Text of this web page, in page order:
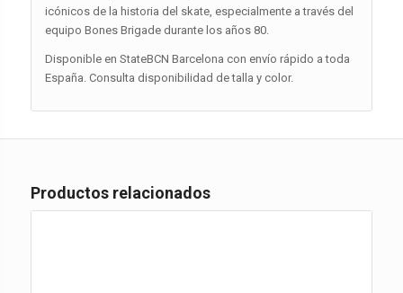
icónicos de la historia del skate, especialmente a través del
equipo Bones Brigade durante los años 80.
Disponible en StateBCN Barcelona con envío rápido a toda
España. Consulta disponibilidad de talla y color.
Productos relacionados